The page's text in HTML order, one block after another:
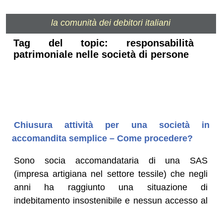
la comunità dei debitori italiani
Tag del topic: responsabilità
patrimoniale nelle società di persone
Chiusura attività per una società in
accomandita semplice – Come procedere?
Sono socia accomandataria di una SAS
(impresa artigiana nel settore tessile) che negli
anni ha raggiunto una situazione di
indebitamento insostenibile e nessun accesso al